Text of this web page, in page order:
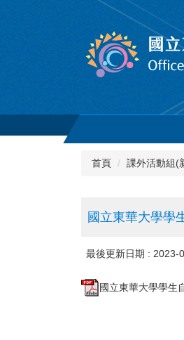
首頁 課外活動組(
國立東華大學學
最後更新日期 : 2023-
國立東華大學學生